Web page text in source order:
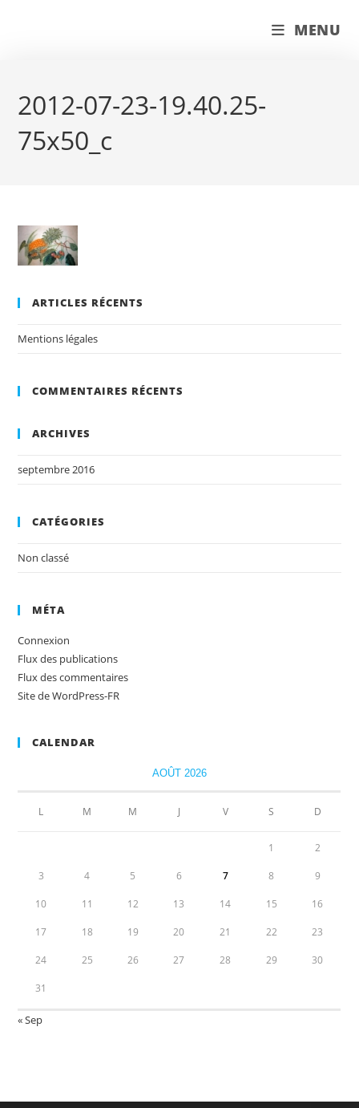
MENU
2012-07-23-19.40.25-
75x50_c
ARTICLES RÉCENTS
Mentions légales
COMMENTAIRES RÉCENTS
ARCHIVES
septembre 2016
CATÉGORIES
Non classé
MÉTA
Connexion
Flux des publications
Flux des commentaires
Site de WordPress-FR
CALENDAR
AOÛT 2026
L M M J V S D
1 2
3 4 5 6 7 8 9
10 11 12 13 14 15 16
17 18 19 20 21 22 23
24 25 26 27 28 29 30
31
« Sep